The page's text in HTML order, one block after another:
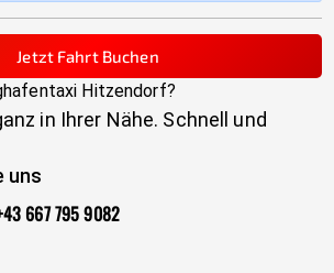
Jetzt Fahrt Buchen
Hitzendorf?
in Ihrer Nähe. Schnell und
uns
667 795 9082